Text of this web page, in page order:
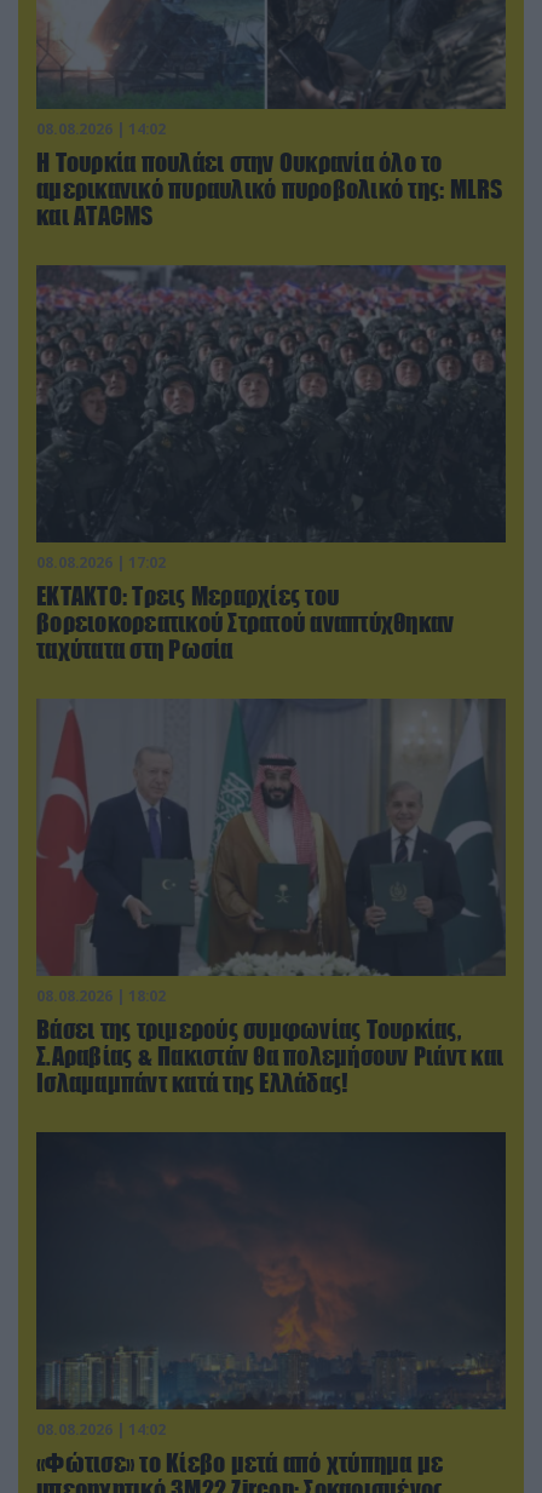
08.08.2026 | 14:02
Η Τουρκία πουλάει στην Ουκρανία όλο το
αμερικανικό πυραυλικό πυροβολικό της: MLRS
και ΑΤΑCMS
08.08.2026 | 17:02
ΕΚΤΑΚΤΟ: Τρεις Μεραρχίες του
βορειοκορεατικού Στρατού αναπτύχθηκαν
ταχύτατα στη Ρωσία
08.08.2026 | 18:02
Βάσει της τριμερούς συμφωνίας Τουρκίας,
Σ.Αραβίας & Πακιστάν θα πολεμήσουν Ριάντ και
Ισλαμαμπάντ κατά της Ελλάδας!
08.08.2026 | 14:02
«Φώτισε» το Κίεβο μετά από χτύπημα με